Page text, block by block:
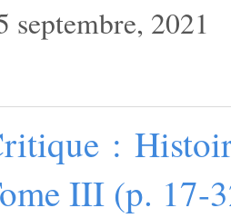
septembre, 2021
:
III (p. 17-